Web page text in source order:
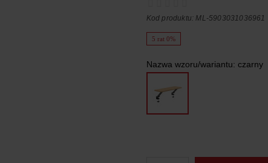
Kod produktu: ML-5903031036961
5 rat 0%
Nazwa wzoru/wariantu: czarny